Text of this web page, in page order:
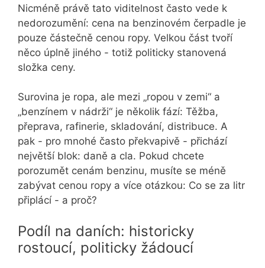
Nicméně právě tato viditelnost často vede k
nedorozumění: cena na benzinovém čerpadle je
pouze částečně cenou ropy. Velkou část tvoří
něco úplně jiného - totiž politicky stanovená
složka ceny.
Surovina je ropa, ale mezi „ropou v zemi“ a
„benzínem v nádrži“ je několik fází: Těžba,
přeprava, rafinerie, skladování, distribuce. A
pak - pro mnohé často překvapivě - přichází
největší blok: daně a cla. Pokud chcete
porozumět cenám benzinu, musíte se méně
zabývat cenou ropy a více otázkou: Co se za litr
připlácí - a proč?
Podíl na daních: historicky
rostoucí, politicky žádoucí